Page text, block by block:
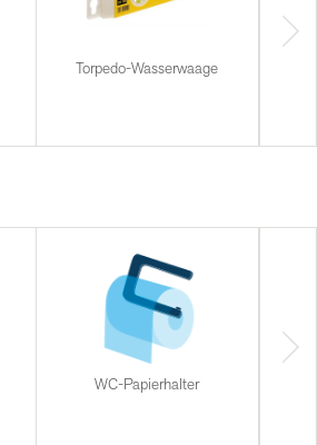
Torpedo-Wasserwaage
WC-Papierhalter